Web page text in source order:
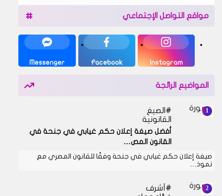
مواقع التواصل الإجتماعي
Instagram
Facebook
Messenger
المواضيع الرائجة
الصيغ
القانونية
أفضل صيغة إعلان حكم غيابي في جنحة في
القانون المص…
صيغة إعلان حكم غيابي في جنحة وفقًا للقانون المصري مع
نموذ…
أشرف